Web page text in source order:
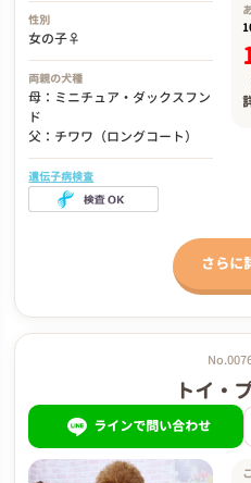
性別
女の子♀
両親の犬種
母：ミニチュア・ダックスフン
ド
父：チワワ（ロングコート）
遺伝子病検査
さらに
トイ・
ラインで問い合わせ